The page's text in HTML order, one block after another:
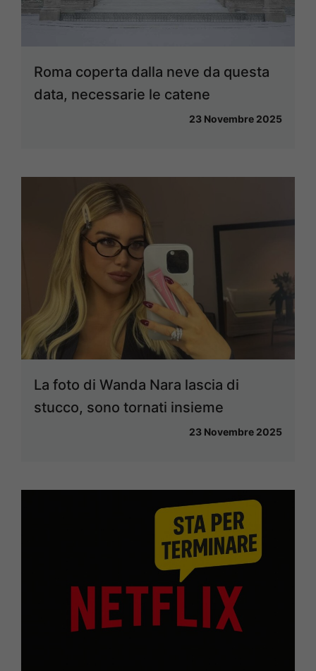
Roma coperta dalla neve da questa
data, necessarie le catene
23 Novembre 2025
La foto di Wanda Nara lascia di
stucco, sono tornati insieme
23 Novembre 2025